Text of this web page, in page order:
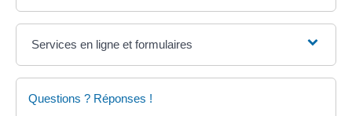
Services en ligne et formulaires
Questions ? Réponses !